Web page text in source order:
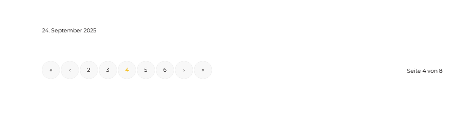
24. September 2025
Seite 4 von 8
« ‹ 2 3 4 5 6 › »